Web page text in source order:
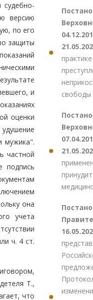
судебно-
версию
по его
защиты
и
оценки
мужика".
частной
подпись
она
учета
ч. 4 ст.
Т.,
что
свободы